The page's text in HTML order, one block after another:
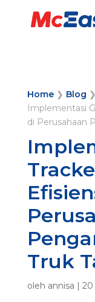
Home❯ Blog ❯
Implementasi
di Perusahaan
Truk
oleh annisa | 20